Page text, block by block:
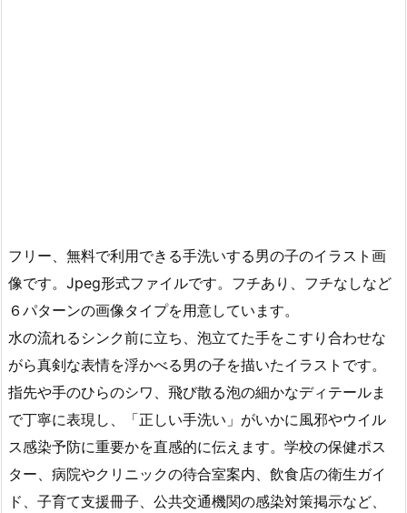
フリー、無料で利用できる手洗いする男の子のイラスト画
像です。Jpeg形式ファイルです。フチあり、フチなしなど
６パターンの画像タイプを用意しています。
水の流れるシンク前に立ち、泡立てた手をこすり合わせな
がら真剣な表情を浮かべる男の子を描いたイラストです。
指先や手のひらのシワ、飛び散る泡の細かなディテールま
で丁寧に表現し、「正しい手洗い」がいかに風邪やウイル
ス感染予防に重要かを直感的に伝えます。学校の保健ポス
ター、病院やクリニックの待合室案内、飲食店の衛生ガイ
ド、子育て支援冊子、公共交通機関の感染対策掲示など、